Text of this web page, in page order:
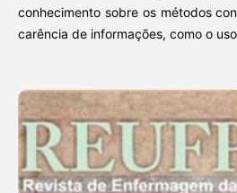
conhecimento sobre os métodos
carência de informações, como o